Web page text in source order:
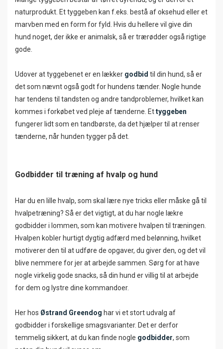
naturprodukt. Et tyggeben kan f.eks. bestå af oksehud eller et
marvben med en form for fyld. Hvis du hellere vil give din
hund noget, der ikke er animalsk, så er trærødder også rigtige
gode.
Udover at tyggebenet er en lækker godbid til din hund, så er
det som nævnt også godt for hundens tænder. Nogle hunde
har tendens til tandsten og andre tandproblemer, hvilket kan
kommes i forkøbet ved pleje af tænderne. Ettyggeben
fungerer lidt som en tandbørste, da det hjælper til at renser
tænderne, når hunden tygger på det.
Godbidder til træning af hvalp og hund
Har du en lille hvalp, som skal lære nye tricks eller måske gå til
hvalpetræning? Så er det vigtigt, at du har nogle lækre
godbidder i lommen, som kan motivere hvalpen til træningen.
Hvalpen kobler hurtigt dygtig adfærd med belønning, hvilket
motiverer den til at udføre de opgaver, du giver den, og det vil
blive nemmere for jer at arbejde sammen. Sørg for at have
nogle virkelig gode snacks, så din hund er villig til at arbejde
for dem og lystre dine kommandoer.
Her hos Østrand Greendog har vi et stort udvalg af
godbidder i forskellige smagsvarianter. Det er derfor
temmelig sikkert, at du kan finde nogle godbidder, som